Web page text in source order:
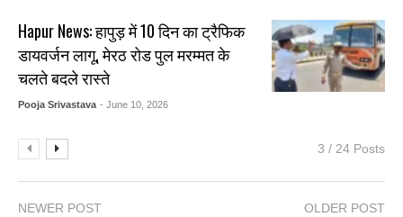
Hapur News: हापुड़ में 10 दिन का ट्रैफिक
डायवर्जन लागू, मेरठ रोड पुल मरम्मत के
चलते बदले रास्ते
Pooja Srivastava - June 10, 2026
3 / 24 Posts
NEWER POST OLDER POST